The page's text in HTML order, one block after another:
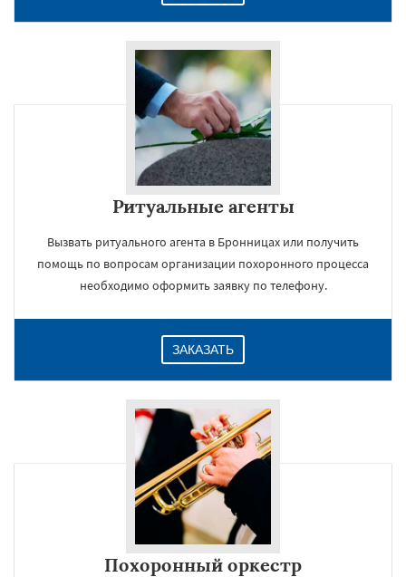
Ритуальные агенты
Вызвать ритуального агента в Бронницах или получить
помощь по вопросам организации похоронного процесса
необходимо оформить заявку по телефону.
ЗАКАЗАТЬ
Похоронный оркестр